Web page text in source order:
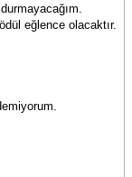
eğlence olacaktır.